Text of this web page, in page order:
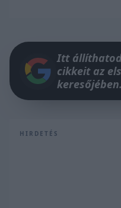
Itt állíthatod
cikkeit az
keresőjében.
HIRDETÉS